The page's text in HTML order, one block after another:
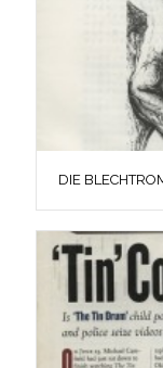
DIE